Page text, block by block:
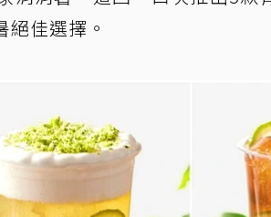
佳選擇。